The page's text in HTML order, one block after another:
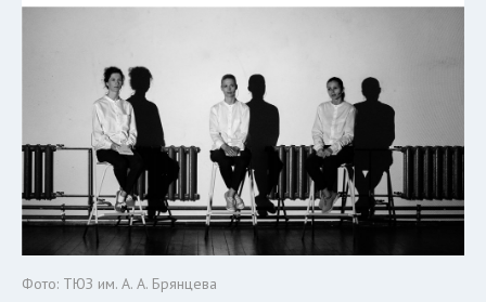
Фото: ТЮЗ им. А. А. Брянцева